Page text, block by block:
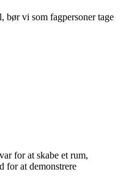
bør vi som fagpersoner tage
for at skabe et rum,
for at demonstrere